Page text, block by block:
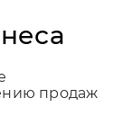
продаж